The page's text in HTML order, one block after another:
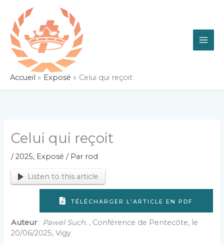
contenu
Accueil Exposé Celui qui reçoit
Celui qui reçoit
/2025, Exposé / Par rod
Listen to this article
TÉLÉCHARGER L'ARTICLE EN PDF
Auteur: Pawel Such. , Conférence de Pentecôte, le
20/06/2025, Vigy